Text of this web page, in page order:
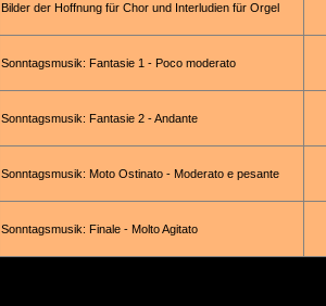
Bilder der Hoffnung für Chor und Interludien für Orgel
Sonntagsmusik: Fantasie 1 - Poco moderato
Sonntagsmusik: Fantasie 2 - Andante
Sonntagsmusik: Moto Ostinato - Moderato e pesante
Sonntagsmusik: Finale - Molto Agitato